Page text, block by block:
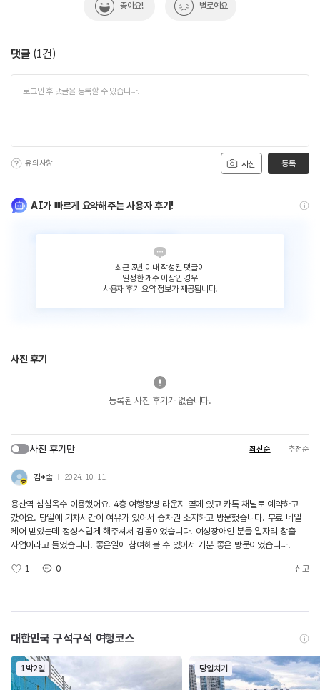
좋아요! 별로예요
댓글 (1건)
사진
유의사항 등록
AI가 빠르게 요약해주는 사용자 후기!
최근 3년 이내 작성된 댓글이
일정한 개수 이상인 경우
사용자 후기 요약 정보가 제공됩니다.
사진 후기
등록된 사진 후기가 없습니다.
사진 후기만 최신순 추천순
김*솔 2024. 10. 11.
용산역 섬섬옥수 이용했어요. 4층 여행장병 라운지 옆에 있고 카톡 채널로 예약하고
갔어요. 당일에 기차시간이 여유가 있어서 승차권 소지하고 방문했습니다. 무료 네일
케어 받았는데 정성스럽게 해주셔서 감동이었습니다. 여성장애인 분들 일자리 창출
사업이라고 들었습니다. 좋은일에 참여해볼 수 있어서 기분 좋은 방문이었습니다.
1 0 신고
대한민국 구석구석 여행코스
1박2일 당일치기